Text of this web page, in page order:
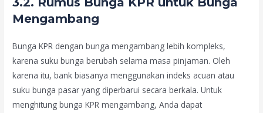
Mengambang
Bunga KPR dengan bunga mengambang lebih kompleks,
karena suku bunga berubah selama masa pinjaman. Oleh
karena itu, bank biasanya menggunakan indeks acuan atau
suku bunga pasar yang diperbarui secara berkala. Untuk
menghitung bunga KPR mengambang, Anda dapat